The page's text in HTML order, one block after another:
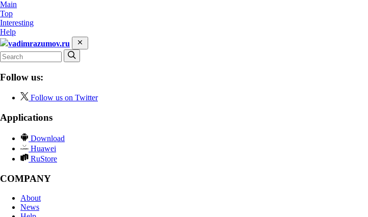
Main
Top
Interesting
Help
vadimrazumov.ru
Follow us:
Follow us on Twitter
Applications
Download
Huawei
RuStore
COMPANY
About
News